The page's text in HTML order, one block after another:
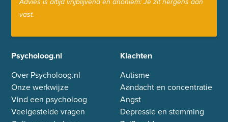
Advies is altijd vrijblijvend en anoniem: Je zit nergens aan
vast.
Psycholoog.nl
Over Psycholoog.nl
Onze werkwijze
Vind een psycholoog
Veelgestelde vragen
Klachten
Autisme
Aandacht en concentratie
Angst
Depressie en stemming